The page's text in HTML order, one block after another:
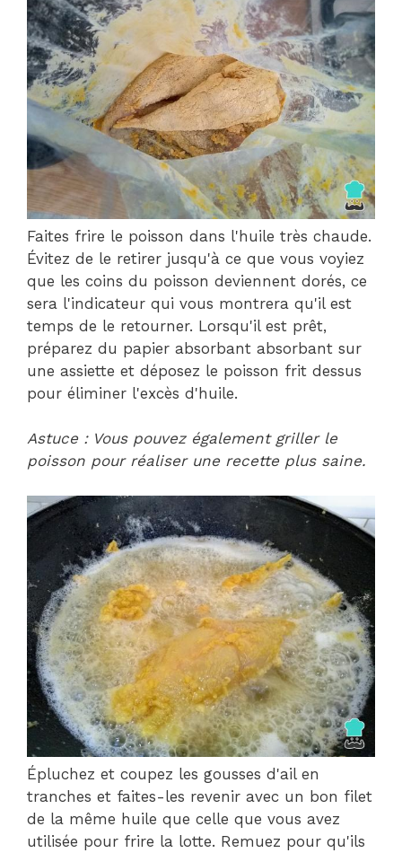
Faites frire le poisson dans l'huile très chaude.
Évitez de le retirer jusqu'à ce que vous voyiez
que les coins du poisson deviennent dorés, ce
sera l'indicateur qui vous montrera qu'il est
temps de le retourner. Lorsqu'il est prêt,
préparez du papier absorbant absorbant sur
une assiette et déposez le poisson frit dessus
pour éliminer l'excès d'huile.
Astuce : Vous pouvez également griller le
poisson pour réaliser une recette plus saine.
Épluchez et coupez les gousses d'ail en
tranches et faites-les revenir avec un bon filet
de la même huile que celle que vous avez
utilisée pour frire la lotte. Remuez pour qu'ils